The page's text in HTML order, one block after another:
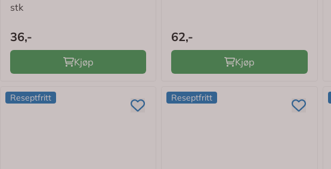
stk
36,-
Kjøp
62,-
Kjøp
Reseptfritt Reseptfritt